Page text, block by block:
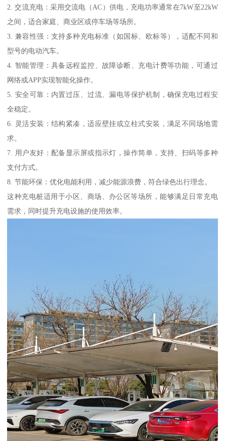
2. 交流充电：采用交流电（AC）供电，充电功率通常在7kW至22kW
之间，适合家庭、商业区或停车场等场所。
3. 兼容性强：支持多种充电标准（如国标、欧标等），适配不同和
型号的电动汽车。
4. 智能管理：具备远程监控、故障诊断、充电计费等功能，可通过
网络或APP实现智能化操作。
5. 安全可靠：内置过压、过流、漏电等保护机制，确保充电过程安
全稳定。
6. 灵活安装：结构紧凑，适应壁挂或立柱式安装，满足不同场地需
求。
7. 用户友好：配备显示屏或指示灯，操作简单，支持、扫码等多种
支付方式。
8. 节能环保：优化电能利用，减少能源浪费，符合绿色出行理念。
这种充电桩适用于小区、商场、办公区等场所，能够满足日常充电
需求，同时提升充电设施的使用效率。